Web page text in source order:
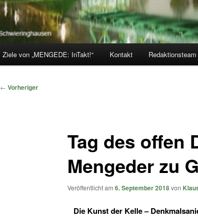
Ziele von „MENGEDE: InTakt!“ Kontakt Redaktionsteam
Beitragsnavigation
← Vorheriger
Tag des offen
Mengeder zu
Veröffentlicht am 6. September 2018von
Die Kunst der Kelle –